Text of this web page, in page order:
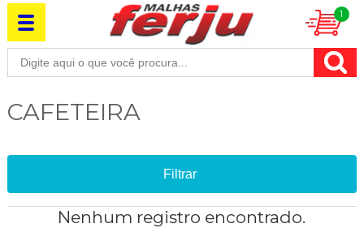
1
CAFETEIRA
Filtrar
Nenhum registro encontrado.